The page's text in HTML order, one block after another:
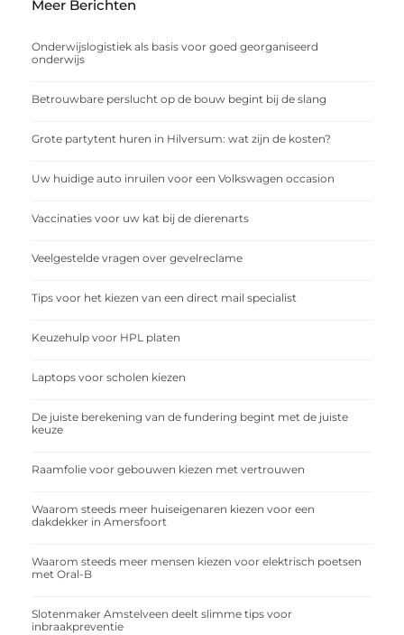
Meer Berichten
Onderwijslogistiek als basis voor goed georganiseerd
onderwijs
Betrouwbare perslucht op de bouw begint bij de slang
Grote partytent huren in Hilversum: wat zijn de kosten?
Uw huidige auto inruilen voor een Volkswagen occasion
Vaccinaties voor uw kat bij de dierenarts
Veelgestelde vragen over gevelreclame
Tips voor het kiezen van een direct mail specialist
Keuzehulp voor HPL platen
Laptops voor scholen kiezen
De juiste berekening van de fundering begint met de juiste
keuze
Raamfolie voor gebouwen kiezen met vertrouwen
Waarom steeds meer huiseigenaren kiezen voor een
dakdekker in Amersfoort
Waarom steeds meer mensen kiezen voor elektrisch poetsen
met Oral-B
Slotenmaker Amstelveen deelt slimme tips voor
inbraakpreventie